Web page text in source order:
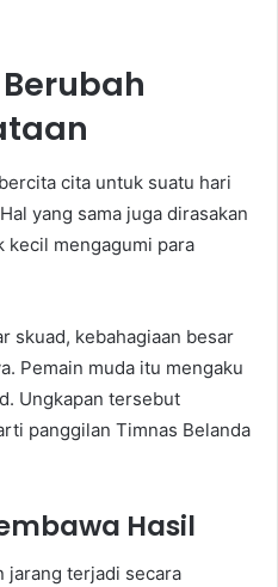
cita untuk suatu hari
yang sama juga dirasakan
kecil mengagumi para
skuad, kebahagiaan besar
Pemain muda itu mengaku
Ungkapan tersebut
panggilan Timnas Belanda
Hasil
jarang terjadi secara